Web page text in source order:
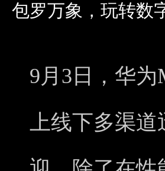
包罗万象，玩转数
9月3日，华为
上线下多渠道